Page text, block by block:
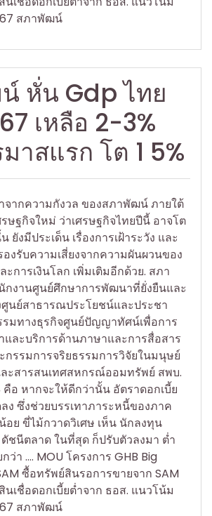
สภาพัฒน์
หั่น Gdp ไทย
เหลือ 2-3%
าสแรก โต 1 5%
จากความกังวล ของสภาพัฒน์ ภายใต้
ษฐกิจใหม่ ว่าเศรษฐกิจไทยปีนี้ อาจโต
ยังมีประเด็น เรื่องการเฝ้าระวัง และ
องรับความเสี่ยงจากความผันผวนของ
ะการเงินโลก เพิ่มเติมอีกด้วย. สภา
งานศูนย์ศึกษาการพัฒนาที่ยั่งยืนและ
ศูนย์สาธารณประโยชน์และประชา
มทางธุรกิจศูนย์ปัญญาทัศน์เพื่อการ
ละบริการด้านภาษาและการสื่อสาร
รรมการจริยธรรมการวิจัยในมนุษย์
สารสนเทศสหกรณ์ออมทรัพย์ สพบ.
อ หากจะให้ดีกว่านั้น อัตราดอกเบี้ย
ง ซึ่งช่วยบรรเทาภาระหนี้ของภาค
อย ขี่ไม้กวาดวิเศษ เห็น นักลงทุน
ชนีตลาด ในที่สุด ก็ปรับตัวลงมา ต่ำ
กว่า …. MOU โครงการ GHB Big
ซื้อทรัพย์สินรอการขายจาก SAM
เชื่อดอกเบี้ยต่ำจาก ธอส. แนวโน้ม
สภาพัฒน์